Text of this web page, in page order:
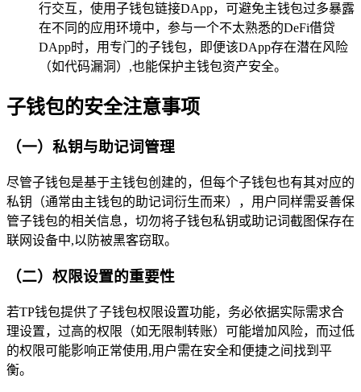
行交互，使用子钱包链接DApp，可避免主钱包过多暴露
在不同的应用环境中，参与一个不太熟悉的DeFi借贷
DApp时，用专门的子钱包，即便该DApp存在潜在风险
（如代码漏洞）,也能保护主钱包资产安全。
子钱包的安全注意事项
（一）私钥与助记词管理
尽管子钱包是基于主钱包创建的，但每个子钱包也有其对应的
私钥（通常由主钱包的助记词衍生而来），用户同样需妥善保
管子钱包的相关信息，切勿将子钱包私钥或助记词截图保存在
联网设备中,以防被黑客窃取。
（二）权限设置的重要性
若TP钱包提供了子钱包权限设置功能，务必依据实际需求合
理设置，过高的权限（如无限制转账）可能增加风险，而过低
的权限可能影响正常使用,用户需在安全和便捷之间找到平
衡。